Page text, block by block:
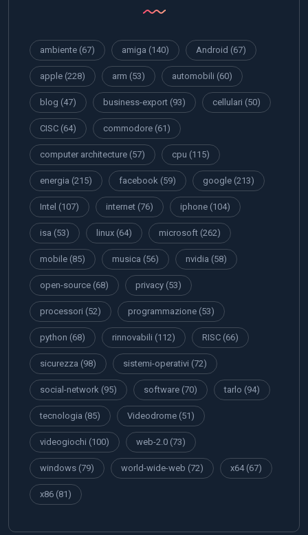
ambiente (67) amiga (140) Android (67)
apple (228) arm (53) automobili (60)
blog (47) business-export (93) cellulari (50)
CISC (64) commodore (61)
computer architecture (57) cpu (115)
energia (215) facebook (59) google (213)
Intel (107) internet (76) iphone (104)
isa (53) linux (64) microsoft (262)
mobile (85) musica (56) nvidia (58)
open-source (68) privacy (53)
processori (52) programmazione (53)
python (68) rinnovabili (112) RISC (66)
sicurezza (98) sistemi-operativi (72)
social-network (95) software (70) tarlo (94)
tecnologia (85) Videodrome (51)
videogiochi (100) web-2.0 (73)
windows (79) world-wide-web (72) x64(67)
x86 (81)